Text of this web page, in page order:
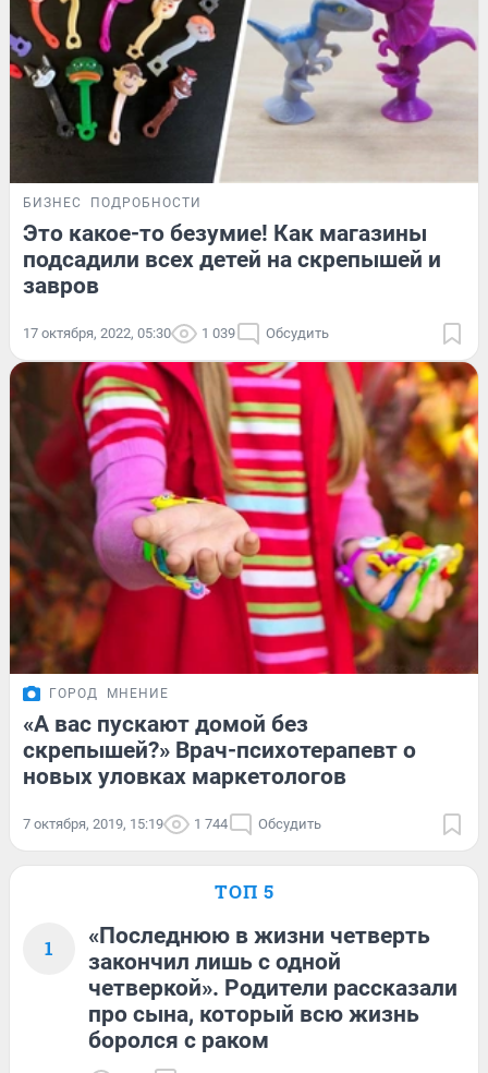
БИЗНЕС ПОДРОБНОСТИ
Это какое-то безумие! Как магазины
подсадили всех детей на скрепышей и
завров
17 октября, 2022, 05:30 1 039 Обсудить
ГОРОД МНЕНИЕ
«А вас пускают домой без
скрепышей?» Врач-психотерапевт о
новых уловках маркетологов
7 октября, 2019, 15:19 1 744 Обсудить
ТОП 5
1
«Последнюю в жизни четверть
закончил лишь с одной
четверкой». Родители рассказали
про сына, который всю жизнь
боролся с раком